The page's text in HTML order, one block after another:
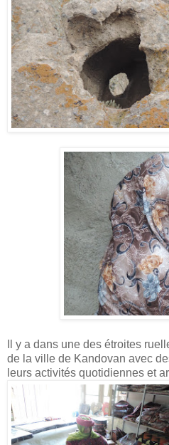
Il y a dans une des étroites
de la ville de Kandovan avec
leurs activités quotidiennes et